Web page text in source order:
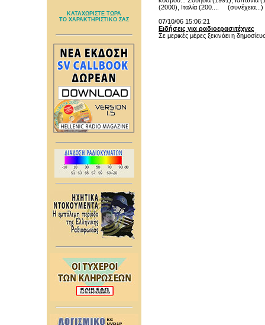
ΚΑΤΑΧΩΡΙΣΤΕ ΤΩΡΑ
ΤΟ ΧΑΡΑΚΤΗΡΙΣΤΙΚΟ ΣΑΣ
(2000), Ιταλία (200.... (συνέχεια... )
07/10/06 15:06:21
Ειδήσεις για ραδιοερασιτέχνες
Σε μερικές μέρες ξεκινάει η